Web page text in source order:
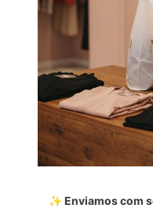
✨ Enviamos com